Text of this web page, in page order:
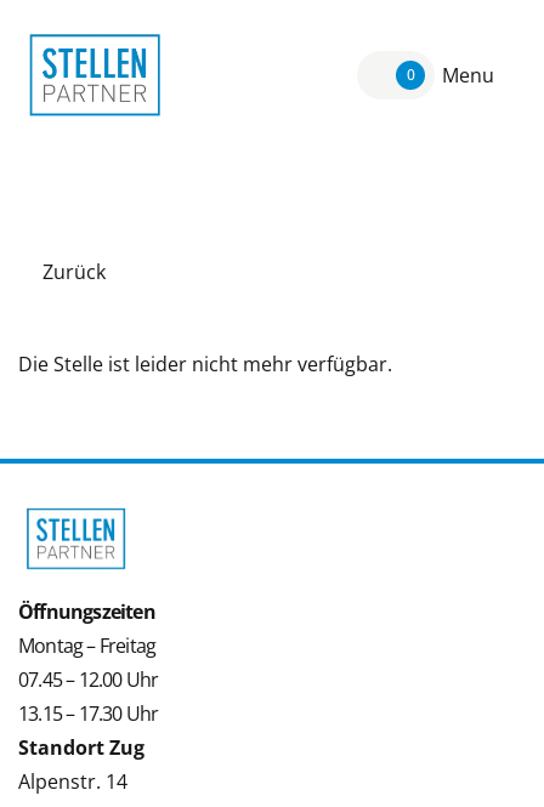
0 Menu
Zurück
Die Stelle ist leider nicht mehr verfügbar.
Öffnungszeiten
Montag – Freitag
07.45 – 12.00 Uhr
13.15 – 17.30 Uhr
Standort Zug
Alpenstr. 14